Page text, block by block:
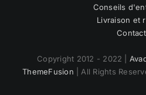
Conseils
Livraison et
Contact
Copyright 2012 - 2022 |
ThemeFusion | All Rights